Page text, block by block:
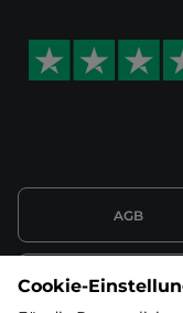
AGB
Cookie-